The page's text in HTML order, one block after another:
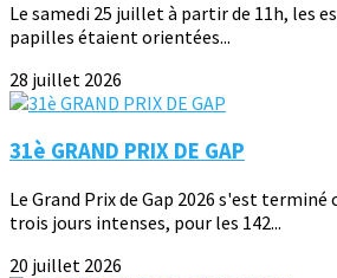
Le samedi 25 juillet à partir de 11h, les
papilles étaient orientées...
28 juillet 2026
31è GRAND PRIX DE GAP
Le Grand Prix de Gap 2026 s'est terminé
trois jours intenses, pour les 142...
20 juillet 2026